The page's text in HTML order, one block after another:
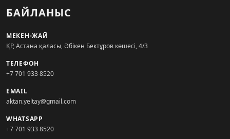
БАЙЛАНЫС
МЕКЕН-ЖАЙ
ҚР, Астана қаласы, Әбікен Бектұров көшесі, 4/3
ТЕЛЕФОН
+7 701 933 8520
EMAIL
aktan.yeltay@gmail.com
WHATSAPP
+7 701 933 8520